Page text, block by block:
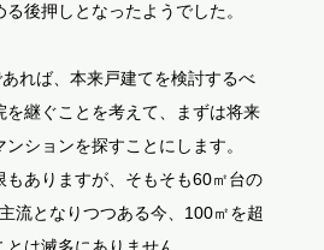
後押しとなったようでした。
れば、本来戸建てを検討するべ
を継ぐことを考えて、まずは将来
ションを探すことにします。
もありますが、そもそも60㎡台の
流となりつつある今、100㎡を超